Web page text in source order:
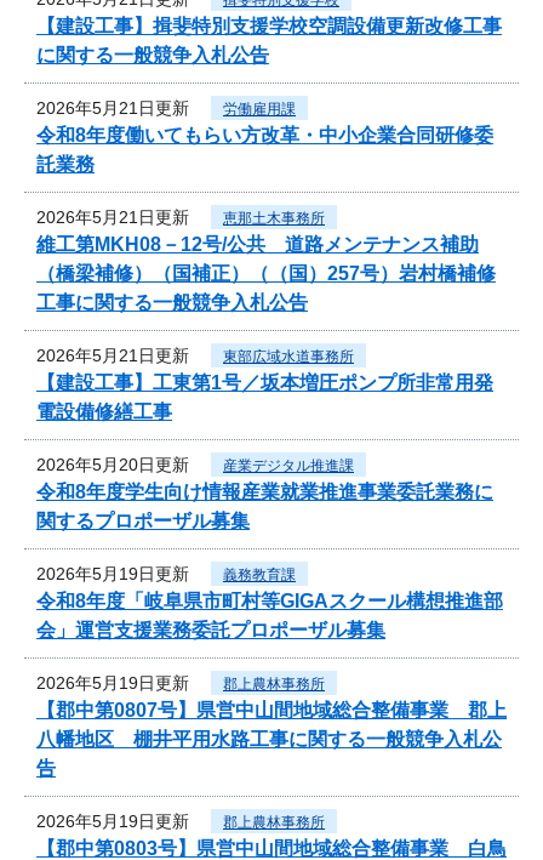
【建設工事】揖斐特別支援学校空調設備更新改修工事
に関する一般競争入札公告
2026年5月21日更新 労働雇用課
令和8年度働いてもらい方改革・中小企業合同研修委
託業務
2026年5月21日更新 恵那土木事務所
維工第MKH08－12号/公共 道路メンテナンス補助
（橋梁補修）（国補正）（（国）257号）岩村橋補修
工事に関する一般競争入札公告
2026年5月21日更新 東部広域水道事務所
【建設工事】工東第1号／坂本増圧ポンプ所非常用発
電設備修繕工事
2026年5月20日更新 産業デジタル推進課
令和8年度学生向け情報産業就業推進事業委託業務に
関するプロポーザル募集
2026年5月19日更新 義務教育課
令和8年度「岐阜県市町村等GIGAスクール構想推進部
会」運営支援業務委託プロポーザル募集
2026年5月19日更新 郡上農林事務所
【郡中第0807号】県営中山間地域総合整備事業 郡上
八幡地区 棚井平用水路工事に関する一般競争入札公
告
2026年5月19日更新 郡上農林事務所
【郡中第0803号】県営中山間地域総合整備事業 白鳥